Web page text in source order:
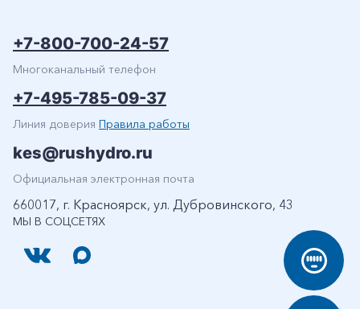
МЫ В СОЦСЕТЯХ
+7-800-700-24-57
Многоканальный телефон
+7-495-785-09-37
Линия доверия Правила работы
kes@rushydro.ru
Официальная электронная почта
660017, г. Красноярск, ул. Дубровинского, 43